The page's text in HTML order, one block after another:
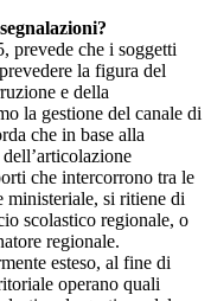
prevede che i soggetti
la figura del
e della
la gestione del canale di
che in base alla
che intercorrono tra le
ministeriale, si ritiene di
scolastico regionale, o
regionale.
esteso, al fine di
operano quali